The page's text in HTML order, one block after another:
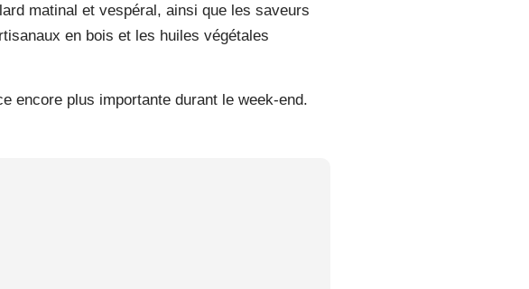
matinal et vespéral, ainsi que les saveurs
en bois et les huiles végétales
encore plus importante durant le week-end.